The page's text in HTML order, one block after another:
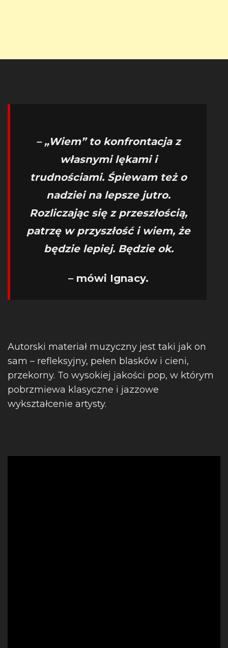
– „Wiem” to konfrontacja z
własnymi lękami i
trudnościami. Śpiewam też o
nadziei na lepsze jutro.
Rozliczając się z przeszłością,
patrzę w przyszłość i wiem, że
będzie lepiej. Będzie ok.
– mówi Ignacy.
Autorski materiał muzyczny jest taki jak on
sam – refleksyjny, pełen blasków i cieni,
przekorny. To wysokiej jakości pop, w którym
pobrzmiewa klasyczne i jazzowe
wykształcenie artysty.